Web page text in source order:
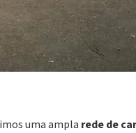
uma ampla rede de